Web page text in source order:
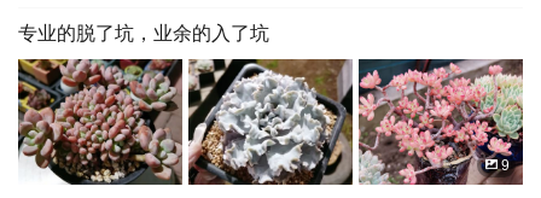
专业的脱了坑，业余的入了坑
9